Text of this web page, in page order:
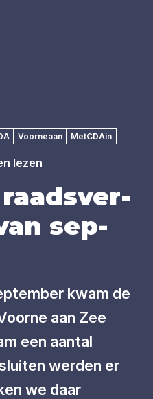
Voorneaan MetCDAin
lezen
sep­
kwam de
aan Zee
een aantal
werden er
we daar